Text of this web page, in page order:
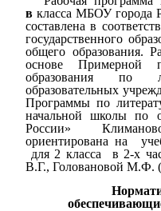
в класса МБОУ города
составлена в
государственного
общего образования.
основе Примерной
образования по
образовательных
Программы по
начальной школы по
России»
ориентирована на
для 2 класса в 2-х
В.Г., Головановой М.Ф.